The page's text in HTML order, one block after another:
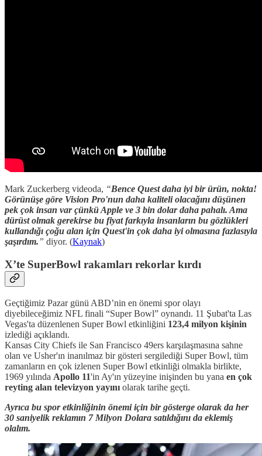
Mark Zuckerberg videoda, “Bence Quest daha iyi bir ürün, nokta!
Görünüşe göre Vision Pro'nun daha kaliteli olacağını düşünen
pek çok insan var çünkü Apple ve 3 bin dolar daha pahalı. Ama
dürüst olmak gerekirse bu fiyat farkıyla insanların bu gözlükleri
kullandığı çoğu alan için Quest'in çok daha iyi olmasına fazlasıyla
şaşırdım.” diyor. (Kaynak)
X’te SuperBowl rakamları rekorlar kırdı
Geçtiğimiz Pazar günü ABD’nin en önemi spor olayı
diyebileceğimiz NFL finali “Super Bowl” oynandı. 11 Şubat'ta Las
Vegas'ta düzenlenen Super Bowl etkinliğini 123,4 milyon kişinin
izlediği açıklandı.
Kansas City Chiefs ile San Francisco 49ers karşılaşmasına sahne
olan ve Usher'ın inanılmaz bir gösteri sergilediği Super Bowl, tüm
zamanların en çok izlenen Super Bowl etkinliği olmakla birlikte,
1969 yılında Apollo 11'in Ay'ın yüzeyine inişinden bu yana en çok
reyting alan televizyon yayını olarak tarihe geçti.
Ayrıca bu spor etkinliğinin önemi için bir gösterge olarak da her
30 saniyelik reklamın 7 Milyon Dolara satıldığını da eklemiş
olalım.